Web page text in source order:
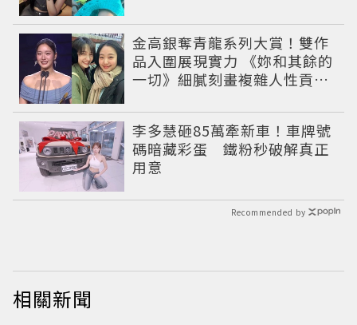
金高銀奪青龍系列大賞！雙作
品入圍展現實力 《妳和其餘的
一切》細膩刻畫複雜人性貢獻
李多慧砸85萬牽新車！車牌號
碼暗藏彩蛋 鐵粉秒破解真正
用意
Recommended by
相關新聞